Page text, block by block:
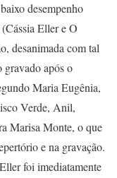
desempenho
Eller e O
desanimada com tal
após o
Maria Eugênia,
Verde, Anil,
Marisa Monte, o que
e na gravação.
foi imediatamente